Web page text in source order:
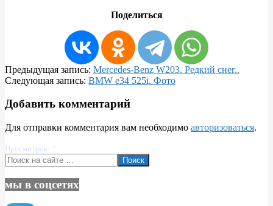
Поделиться
2016-
02-
Предыдущая запись: Mercedes-Benz W203. Редкий снег..
Следующая запись: BMW e34 525i. Фото
Добавить комментарий
Для отправки комментария вам необходимо авторизоваться.
Просмотров: 7
Поиск
мы в соцсетях